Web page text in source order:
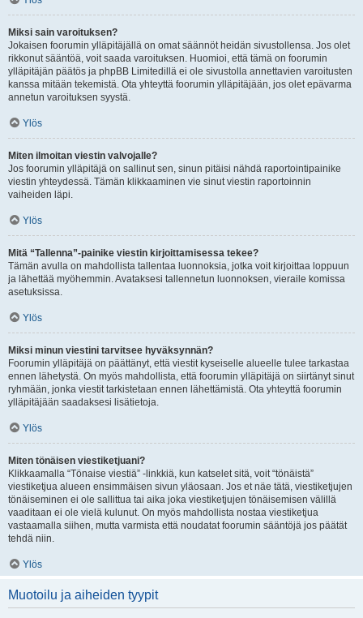
Miksi sain varoituksen?
Jokaisen foorumin ylläpitäjällä on omat säännöt heidän sivustollensa. Jos olet
rikkonut sääntöä, voit saada varoituksen. Huomioi, että tämä on foorumin
ylläpitäjän päätös ja phpBB Limitedillä ei ole sivustolla annettavien varoitusten
kanssa mitään tekemistä. Ota yhteyttä foorumin ylläpitäjään, jos olet epävarma
annetun varoituksen syystä.
Ylös
Miten ilmoitan viestin valvojalle?
Jos foorumin ylläpitäjä on sallinut sen, sinun pitäisi nähdä raportointipainike
viestin yhteydessä. Tämän klikkaaminen vie sinut viestin raportoinnin
vaiheiden läpi.
Ylös
Mitä “Tallenna”-painike viestin kirjoittamisessa tekee?
Tämän avulla on mahdollista tallentaa luonnoksia, jotka voit kirjoittaa loppuun
ja lähettää myöhemmin. Avataksesi tallennetun luonnoksen, vieraile komissa
asetuksissa.
Ylös
Miksi minun viestini tarvitsee hyväksynnän?
Foorumin ylläpitäjä on päättänyt, että viestit kyseiselle alueelle tulee tarkastaa
ennen lähetystä. On myös mahdollista, että foorumin ylläpitäjä on siirtänyt sinut
ryhmään, jonka viestit tarkistetaan ennen lähettämistä. Ota yhteyttä foorumin
ylläpitäjään saadaksesi lisätietoja.
Ylös
Miten tönäisen viestiketjuani?
Klikkaamalla “Tönaise viestiä” -linkkiä, kun katselet sitä, voit “tönäistä”
viestiketjua alueen ensimmäisen sivun yläosaan. Jos et näe tätä, viestiketjujen
tönäiseminen ei ole sallittua tai aika joka viestiketjujen tönäisemisen välillä
vaaditaan ei ole vielä kulunut. On myös mahdollista nostaa viestiketjua
vastaamalla siihen, mutta varmista että noudatat foorumin sääntöjä jos päätät
tehdä niin.
Ylös
Muotoilu ja aiheiden tyypit